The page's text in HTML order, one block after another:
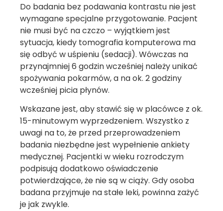
Do badania bez podawania kontrastu nie jest
wymagane specjalne przygotowanie. Pacjent
nie musi być na czczo – wyjątkiem jest
sytuacja, kiedy tomografia komputerowa ma
się odbyć w uśpieniu (sedacji). Wówczas na
przynajmniej 6 godzin wcześniej należy unikać
spożywania pokarmów, a na ok. 2 godziny
wcześniej picia płynów.
Wskazane jest, aby stawić się w placówce z ok.
15-minutowym wyprzedzeniem. Wszystko z
uwagi na to, że przed przeprowadzeniem
badania niezbędne jest wypełnienie ankiety
medycznej. Pacjentki w wieku rozrodczym
podpisują dodatkowo oświadczenie
potwierdzające, że nie są w ciąży. Gdy osoba
badana przyjmuje na stałe leki, powinna zażyć
je jak zwykle.